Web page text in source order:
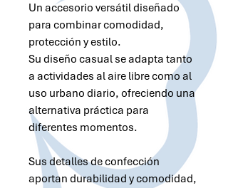
Un accesorio versátil diseñado
para combinar comodidad,
protección y estilo.
Su diseño casual se adapta tanto
a actividades al aire libre como al
uso urbano diario, ofreciendo una
alternativa práctica para
diferentes momentos.
Sus detalles de confección
aportan durabilidad y comodidad,